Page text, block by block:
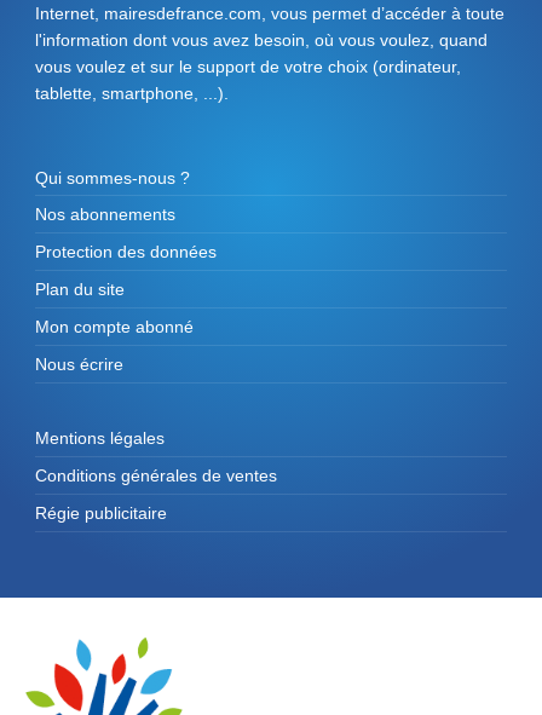
Internet, mairesdefrance.com, vous permet d’accéder à toute
l'information dont vous avez besoin, où vous voulez, quand
vous voulez et sur le support de votre choix (ordinateur,
tablette, smartphone, ...).
Qui sommes-nous ?
Nos abonnements
Protection des données
Plan du site
Mon compte abonné
Nous écrire
Mentions légales
Conditions générales de ventes
Régie publicitaire